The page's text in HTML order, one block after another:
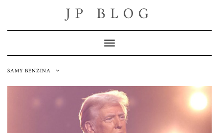
JP BLOG
Toggle Navigation
SAMY BENZINA